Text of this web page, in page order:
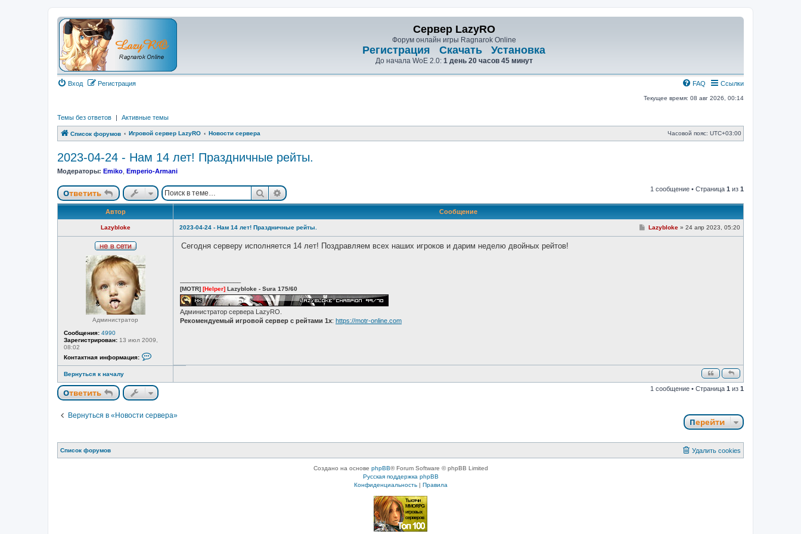
Сервер LazyRO
Форум онлайн игры Ragnarok Online
Регистрация Скачать Установка
До начала WoE 2.0: 1 день 20 часов 45 минут
Вход Регистрация Ссылки
FAQ
Текущее время: 08 авг 2026, 00:14
Темы без ответов | Активные темы
Список форумов Игровой сервер LazyRO Новости сервера Часовой пояс: UTC+03:00
2023-04-24 - Нам 14 лет! Праздничные рейты.
Модераторы: Emiko Emperio-Armani
Ответить ПоискРасширенный поиск 1 сообщение • Страница 1 из 1
Автор Сообщение
Lazybloke
в
с
е
т
и
Администратор
Сообщения: 4990
Зарегистрирован: 13 июл 2009,
08:02
Контактная информация:
н
а
к
т
я
2023-04-24 - Нам 14 лет! Праздничные рейты.
СLazybloke » 24 апр 2023, 05:20
Сегодня серверу исполняется 14 лет! Поздравляем всех наших игроков и дарим неделю двойных рейтов!
[MOTR] [Helper] Lazybloke - Sura 175/60
Администратор сервера LazyRO.
Рекомендуемый игровой сервер с рейтами 1x: https://motr-online.com
Вернуться к началу
Ответить 1 сообщение • Страница 1 из 1
Вернуться в «Новости сервера»
Перейти
Список форумов Удалить cookies
Создано на основе phpBB® Forum Software © phpBB Limited
Русская поддержка phpBB
Конфиденциальность| Правила